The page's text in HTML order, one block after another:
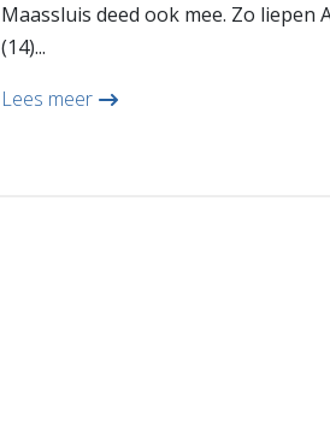
Maassluis deed ook mee. Zo liepen
(14)...
Lees meer